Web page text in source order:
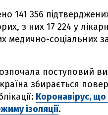
141 356
з них 17 224 у
медично-соціальних
поступовий
збирається
Коронавірус,
ізоляції.